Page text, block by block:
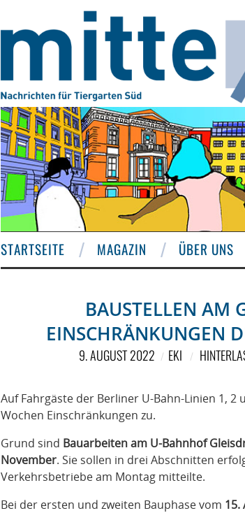
STARTSEITE MAGAZIN ÜBER UNS
BAUSTELLEN AM
EINSCHRÄNKUNGEN
9. AUGUST 2022 EKI
Auf Fahrgäste der Berliner U-Bahn-Linien 1,
Wochen Einschränkungen zu.
Grund sind Bauarbeiten am U-Bahnhof
November. Sie sollen in drei Abschnitten
Verkehrsbetriebe am Montag mitteilte.
Bei der ersten und zweiten Bauphase vom 15.